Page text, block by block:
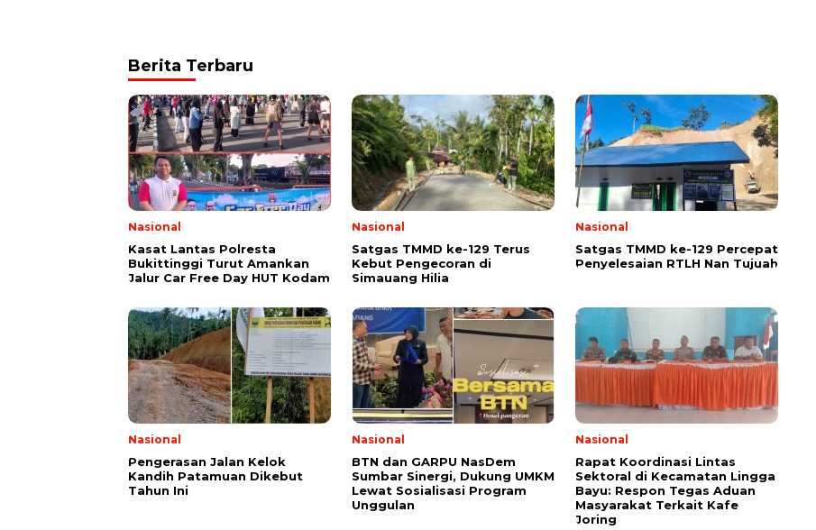
Berita Terbaru
Nasional
Kasat Lantas Polresta
Bukittinggi Turut Amankan
Jalur Car Free Day HUT Kodam
Nasional
Satgas TMMD ke-129 Terus
Kebut Pengecoran di
Simauang Hilia
Nasional
Satgas TMMD ke-129 Percepat
Penyelesaian RTLH Nan Tujuah
Nasional
Pengerasan Jalan Kelok
Kandih Patamuan Dikebut
Tahun Ini
Nasional
BTN dan GARPU NasDem
Sumbar Sinergi, Dukung UMKM
Lewat Sosialisasi Program
Unggulan
Nasional
Rapat Koordinasi Lintas
Sektoral di Kecamatan Lingga
Bayu: Respon Tegas Aduan
Masyarakat Terkait Kafe
Joring